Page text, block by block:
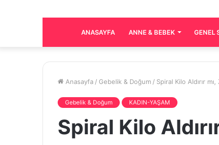
ANASAYFA ANNE & BEBEK GENEL
Anasayfa / Gebelik & Doğum / Spiral Kilo Aldırır mı,
Gebelik & Doğum KADIN-YAŞAM
Spiral Kilo